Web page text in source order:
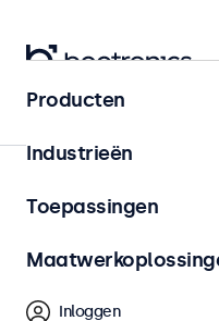
Home
Producten
Industrieën
Toepassingen
Inloggen